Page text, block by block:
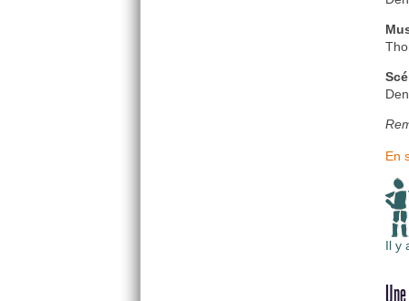
En
Il y